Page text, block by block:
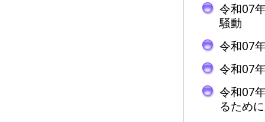
令和07
騒動
令和07
令和07
令和07
るため